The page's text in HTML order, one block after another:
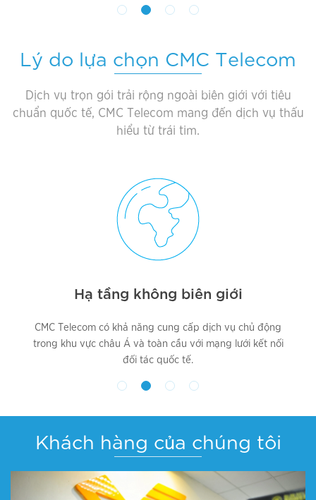
Lý do lựa chọn CMC Telecom
Dịch vụ trọn gói trải rộng ngoài biên giới với tiêu
chuẩn quốc tế, CMC Telecom mang đến dịch vụ thấu
hiểu từ trái tim.
Hạ tầng không biên giới
CMC Telecom có khả năng cung cấp dịch vụ chủ động
trong khu vực châu Á và toàn cầu với mạng lưới kết nối
đối tác quốc tế.
Khách hàng của chúng tôi